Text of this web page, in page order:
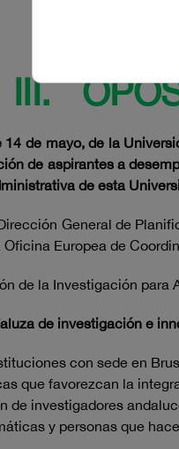
III.
de mayo, de la
de aspirantes a
de esta
General de
Europea de
de la Investigación para
de investigación e
con sede en
que favorezcan la
de investigadores
y personas que